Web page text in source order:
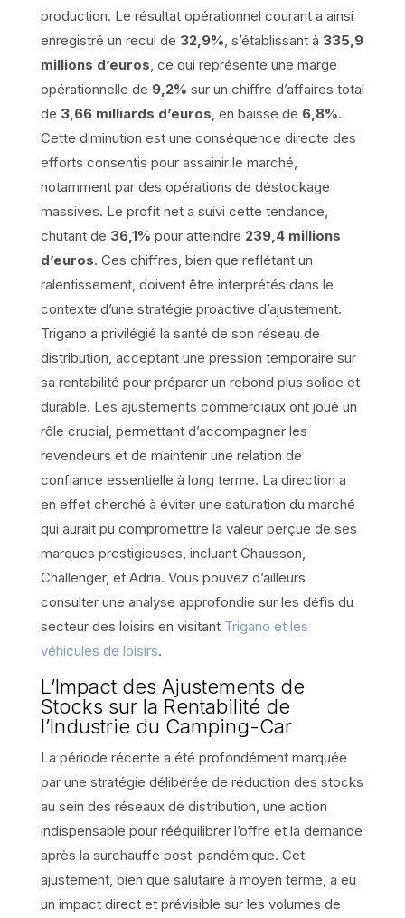
production. Le résultat opérationnel courant a ainsi
enregistré un recul de 32,9% , s’établissant à 335,9
millions d’euros , ce qui représente une marge
opérationnelle de 9,2% sur un chiffre d’affaires total
de 3,66 milliards d’euros , en baisse de 6,8%.
Cette diminution est une conséquence directe des
efforts consentis pour assainir le marché,
notamment par des opérations de déstockage
massives. Le profit net a suivi cette tendance,
chutant de 36,1% pour atteindre 239,4 millions
d’euros. Ces chiffres, bien que reflétant un
ralentissement, doivent être interprétés dans le
contexte d’une stratégie proactive d’ajustement.
Trigano a privilégié la santé de son réseau de
distribution, acceptant une pression temporaire sur
sa rentabilité pour préparer un rebond plus solide et
durable. Les ajustements commerciaux ont joué un
rôle crucial, permettant d’accompagner les
revendeurs et de maintenir une relation de
confiance essentielle à long terme. La direction a
en effet cherché à éviter une saturation du marché
qui aurait pu compromettre la valeur perçue de ses
marques prestigieuses, incluant Chausson,
Challenger, et Adria. Vous pouvez d’ailleurs
consulter une analyse approfondie sur les défis du
secteur des loisirs en visitant Trigano et les
véhicules de loisirs.
L’Impact des Ajustements de
Stocks sur la Rentabilité de
l’Industrie du Camping-Car
La période récente a été profondément marquée
par une stratégie délibérée de réduction des stocks
au sein des réseaux de distribution, une action
indispensable pour rééquilibrer l’offre et la demande
après la surchauffe post-pandémique. Cet
ajustement, bien que salutaire à moyen terme, a eu
un impact direct et prévisible sur les volumes de